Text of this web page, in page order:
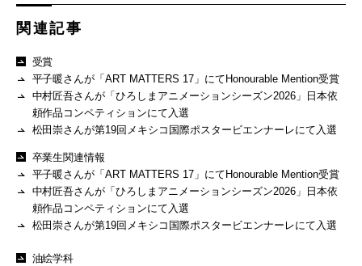
関連記事
受賞
平子暖さんが「ART MATTERS 17」にてHonourable Mention受賞
中村匠吾さんが「ひろしまアニメーションシーズン2026」日本依
頼作品コンペティションにて入選
松田崇さんが第19回メキシコ国際ポスタービエンナーレにて入選
卒業生関連情報
平子暖さんが「ART MATTERS 17」にてHonourable Mention受賞
中村匠吾さんが「ひろしまアニメーションシーズン2026」日本依
頼作品コンペティションにて入選
松田崇さんが第19回メキシコ国際ポスタービエンナーレにて入選
油絵学科